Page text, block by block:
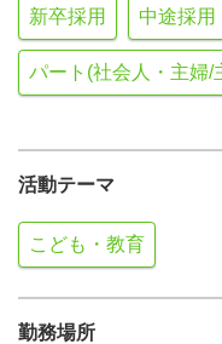
新卒採用 中途採用
パート(社会人・主婦/
活動テーマ
こども・教育
勤務場所